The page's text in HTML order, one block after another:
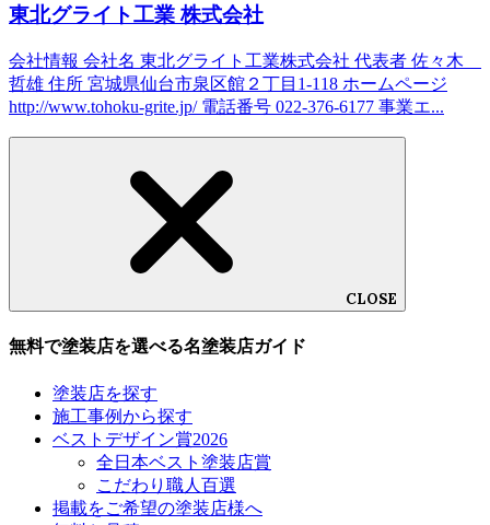
東北グライト工業 株式会社
会社情報 会社名 東北グライト工業株式会社 代表者 佐々木
哲雄 住所 宮城県仙台市泉区館２丁目1-118 ホームページ
http://www.tohoku-grite.jp/ 電話番号 022-376-6177 事業エ...
CLOSE
無料で塗装店を選べる名塗装店ガイド
塗装店を探す
施工事例から探す
ベストデザイン賞2026
全日本ベスト塗装店賞
こだわり職人百選
掲載をご希望の塗装店様へ